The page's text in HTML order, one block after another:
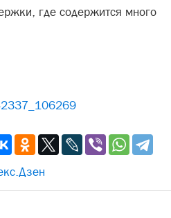
где содержится много